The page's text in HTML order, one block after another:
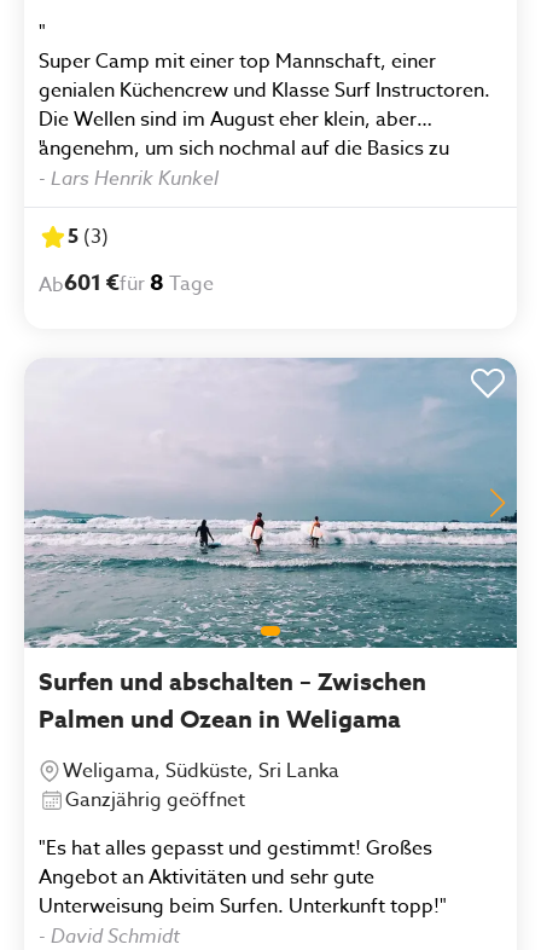
"
Super Camp mit einer top Mannschaft, einer
genialen Küchencrew und Klasse Surf Instructoren.
Die Wellen sind im August eher klein, aber
angenehm, um sich nochmal auf die Basics zu
fokussieren. Beste Wellenzeit ist wohl
Dezember/Januar.War auf jeden Fall eine top
Woche, neben dem Surfen wird auch geschaut,
Ausflüge können organisiert werden,
zur Entspannung ausgestattet :)
"
- Lars Henrik Kunkel
5 (3)
Ab601 €für 8 Tage
Surfen und abschalten – Zwischen
Palmen und Ozean in Weligama
Weligama, Südküste, Sri Lanka
Ganzjährig geöffnet
"Es hat alles gepasst und gestimmt! Großes
Angebot an Aktivitäten und sehr gute
Unterweisung beim Surfen. Unterkunft topp!"
- David Schmidt